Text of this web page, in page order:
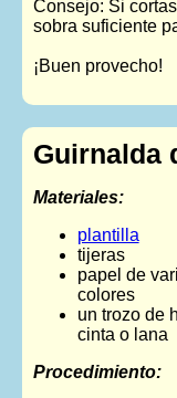
Consejo: Si
sobra suficiente
¡Buen provecho!
Guirnalda
Materiales:
plantilla
tijeras
papel de
colores
un trozo de
cinta o lana
Procedimiento: